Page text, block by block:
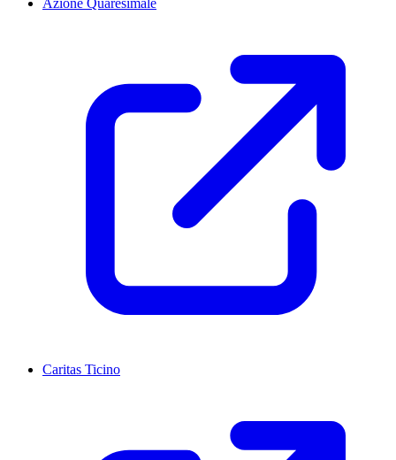
Caritas Ticino